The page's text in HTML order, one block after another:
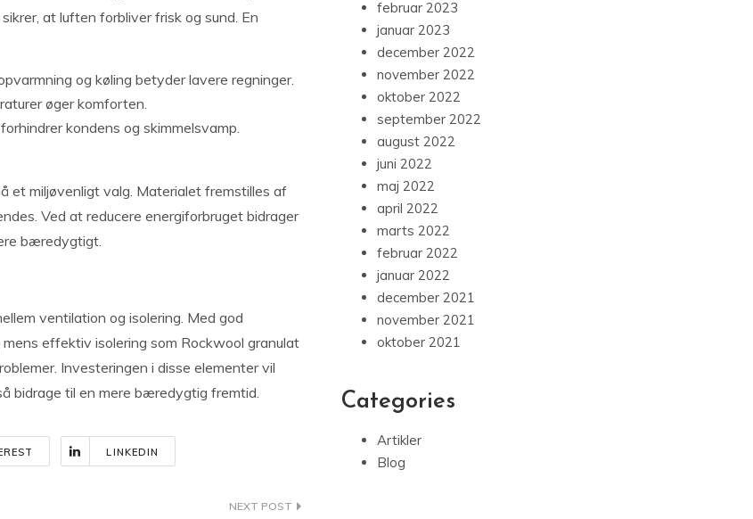
at luften forbliver frisk og sund. En
og køling betyder lavere regninger.
øger komforten.
kondens og skimmelsvamp.
et miljøvenligt valg. Materialet fremstilles af
Ved at reducere energiforbruget bidrager
bæredygtigt.
ventilation og isolering. Med god
effektiv isolering som Rockwool granulat
Investeringen i disse elementer vil
bidrage til en mere bæredygtig fremtid.
LINKEDIN
februar 2023
januar 2023
december 2022
november 2022
oktober 2022
september 2022
august 2022
juni 2022
maj 2022
april 2022
marts 2022
februar 2022
januar 2022
december 2021
november 2021
oktober 2021
Categories
Artikler
Blog